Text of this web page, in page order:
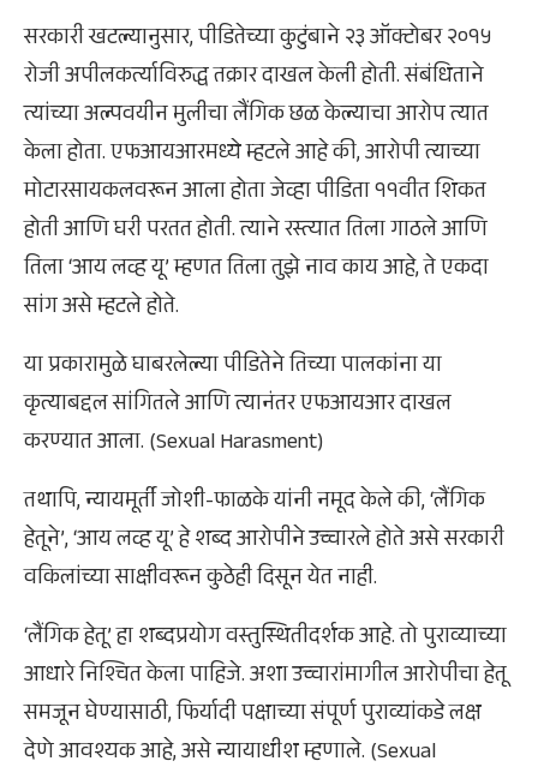
सरकारी खटल्यानुसार, पीडितेच्या कुटुंबाने २३ ऑक्टोबर २०१५
रोजी अपीलकर्त्याविरुद्ध तक्रार दाखल केली होती. संबंधिताने
त्यांच्या अल्पवयीन मुलीचा लैंगिक छळ केल्याचा आरोप त्यात
केला होता. एफआयआरमध्ये म्हटले आहे की, आरोपी त्याच्या
मोटारसायकलवरून आला होता जेव्हा पीडिता ११वीत शिकत
होती आणि घरी परतत होती. त्याने रस्त्यात तिला गाठले आणि
तिला ‘आय लव्ह यू’ म्हणत तिला तुझे नाव काय आहे, ते एकदा
सांग असे म्हटले होते.
या प्रकारामुळे घाबरलेल्या पीडितेने तिच्या पालकांना या
कृत्याबद्दल सांगितले आणि त्यानंतर एफआयआर दाखल
करण्यात आला. (Sexual Harasment)
तथापि, न्यायमूर्ती जोशी-फाळके यांनी नमूद केले की, ‘लैंगिक
हेतूने’, ‘आय लव्ह यू’ हे शब्द आरोपीने उच्चारले होते असे सरकारी
वकिलांच्या साक्षीवरून कुठेही दिसून येत नाही.
‘लैंगिक हेतू’ हा शब्दप्रयोग वस्तुस्थितीदर्शक आहे. तो पुराव्याच्या
आधारे निश्चित केला पाहिजे. अशा उच्चारांमागील आरोपीचा हेतू
समजून घेण्यासाठी, फिर्यादी पक्षाच्या संपूर्ण पुराव्यांकडे लक्ष
देणे आवश्यक आहे, असे न्यायाधीश म्हणाले. (Sexual